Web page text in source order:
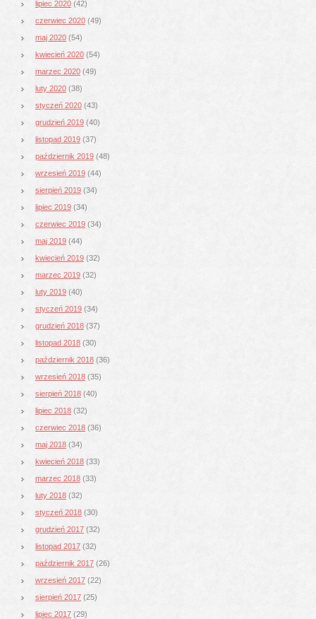
lipiec 2020 (42)
czerwiec 2020 (49)
maj 2020 (54)
kwiecień 2020 (54)
marzec 2020 (49)
luty 2020 (38)
styczeń 2020 (43)
grudzień 2019 (40)
listopad 2019 (37)
październik 2019 (48)
wrzesień 2019 (44)
sierpień 2019 (34)
lipiec 2019 (34)
czerwiec 2019 (34)
maj 2019 (44)
kwiecień 2019 (32)
marzec 2019 (32)
luty 2019 (40)
styczeń 2019 (34)
grudzień 2018 (37)
listopad 2018 (30)
październik 2018 (36)
wrzesień 2018 (35)
sierpień 2018 (40)
lipiec 2018 (32)
czerwiec 2018 (36)
maj 2018 (34)
kwiecień 2018 (33)
marzec 2018 (33)
luty 2018 (32)
styczeń 2018 (30)
grudzień 2017 (32)
listopad 2017 (32)
październik 2017 (26)
wrzesień 2017 (22)
sierpień 2017 (25)
lipiec 2017 (29)